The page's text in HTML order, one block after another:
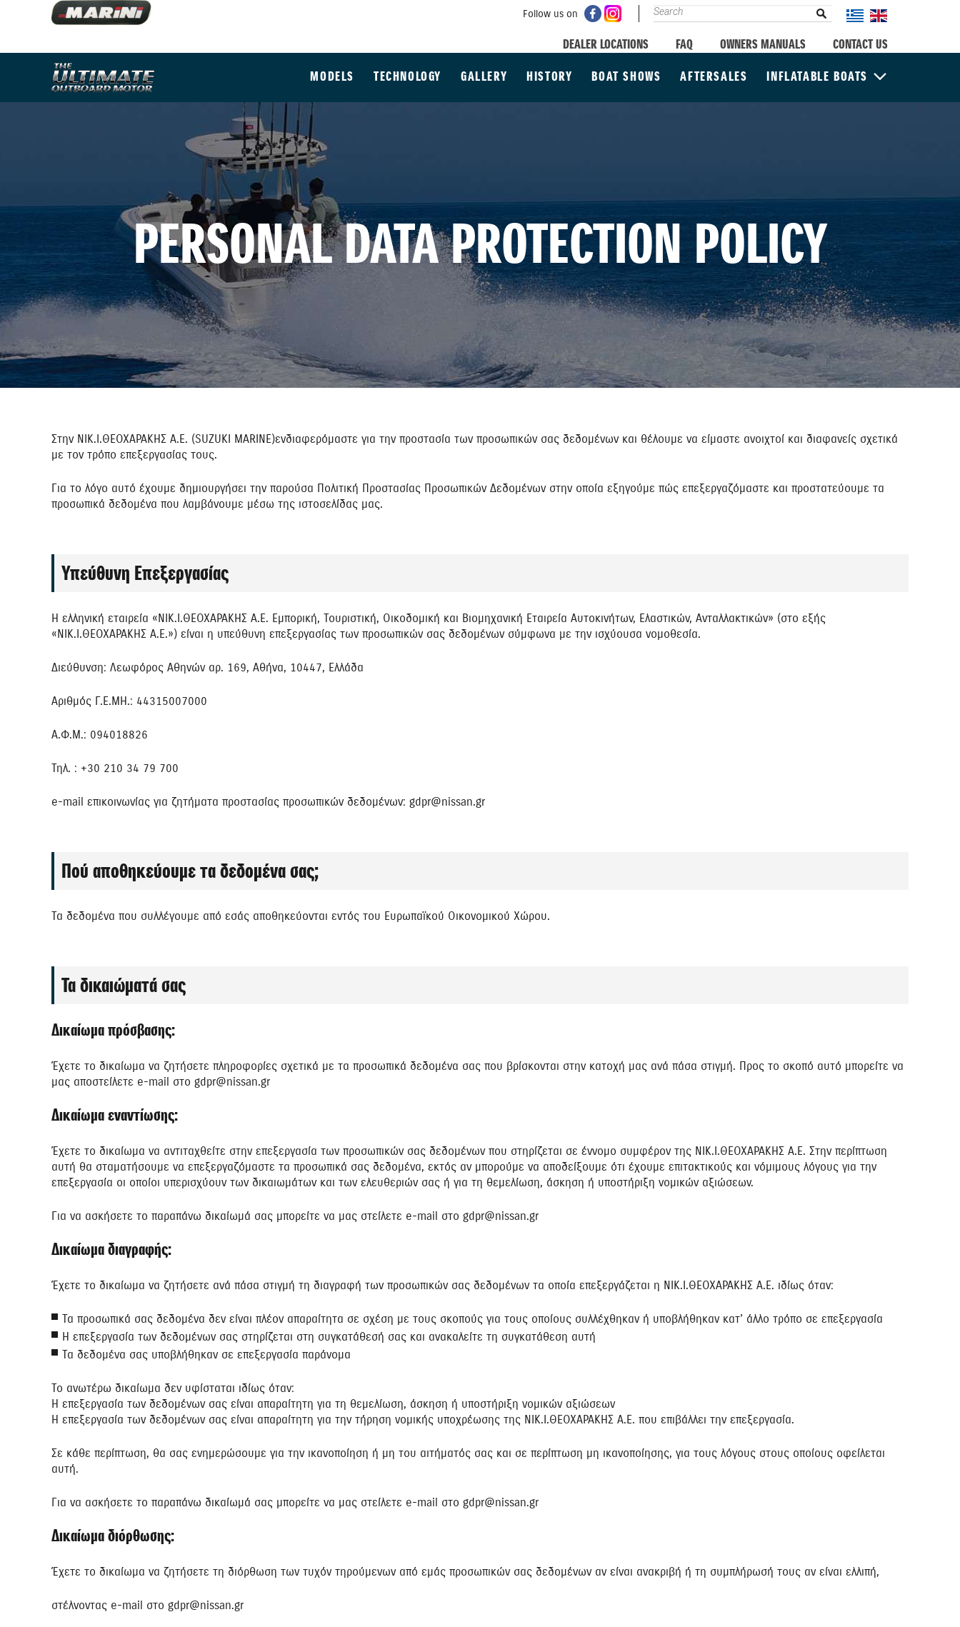
Follow us on
DEALER LOCATIONS FAQ OWNERS MANUALS
CONTACT US
MODELS
TECHNOLOGY GALLERY HISTORY BOAT SHOWS AFTERSALES INFLATABLE BOATS
PERSONAL DATA PROTECTION POLICY
Στην NIK.I.ΘΕΟΧΑΡΑΚΗΣ Α.Ε. (SUZUKI MARINE)ενδιαφερόμαστε για την προστασία των προσωπικών σας δεδομένων και θέλουμε να είμαστε ανοιχτοί και διαφανείς σχετικά
με τον τρόπο επεξεργασίας τους.
Για το λόγο αυτό έχουμε δημιουργήσει την παρούσα Πολιτική Προστασίας Προσωπικών Δεδομένων στην οποία εξηγούμε πώς επεξεργαζόμαστε και προστατεύουμε τα
προσωπικά δεδομένα που λαμβάνουμε μέσω της ιστοσελίδας μας.
Υπεύθυνη Επεξεργασίας
Η ελληνική εταιρεία «ΝΙΚ.Ι.ΘΕΟΧΑΡΑΚΗΣ Α.Ε. Εμπορική, Τουριστική, Οικοδομική και Βιομηχανική Εταιρεία Αυτοκινήτων, Ελαστικών, Ανταλλακτικών» (στο εξής
«ΝΙΚ.Ι.ΘΕΟΧΑΡΑΚΗΣ Α.Ε.») είναι η υπεύθυνη επεξεργασίας των προσωπικών σας δεδομένων σύμφωνα με την ισχύουσα νομοθεσία.
Διεύθυνση: Λεωφόρος Αθηνών αρ. 169, Αθήνα, 10447, Ελλάδα
Αριθμός Γ.Ε.ΜΗ.: 44315007000
Α.Φ.Μ.: 094018826
Τηλ. : +30 210 34 79 700
e-mail επικοινωνίας για ζητήματα προστασίας προσωπικών δεδομένων: gdpr@nissan.gr
Πού αποθηκεύουμε τα δεδομένα σας;
Τα δεδομένα που συλλέγουμε από εσάς αποθηκεύονται εντός του Ευρωπαϊκού Οικονομικού Χώρου.
Τα δικαιώματά σας
Δικαίωμα πρόσβασης:
Έχετε το δικαίωμα να ζητήσετε πληροφορίες σχετικά με τα προσωπικά δεδομένα σας που βρίσκονται στην κατοχή μας ανά πάσα στιγμή. Προς το σκοπό αυτό μπορείτε να
μας αποστείλετε e-mail στο gdpr@nissan.gr
Δικαίωμα εναντίωσης:
Έχετε το δικαίωμα να αντιταχθείτε στην επεξεργασία των προσωπικών σας δεδομένων που στηρίζεται σε έννομο συμφέρον της ΝΙΚ.Ι.ΘΕΟΧΑΡΑΚΗΣ Α.Ε. Στην περίπτωση
αυτή θα σταματήσουμε να επεξεργαζόμαστε τα προσωπικά σας δεδομένα, εκτός αν μπορούμε να αποδείξουμε ότι έχουμε επιτακτικούς και νόμιμους λόγους για την
επεξεργασία οι οποίοι υπερισχύουν των δικαιωμάτων και των ελευθεριών σας ή για τη θεμελίωση, άσκηση ή υποστήριξη νομικών αξιώσεων.
Για να ασκήσετε το παραπάνω δικαίωμά σας μπορείτε να μας στείλετε e-mail στο gdpr@nissan.gr
Δικαίωμα διαγραφής:
Έχετε το δικαίωμα να ζητήσετε ανά πάσα στιγμή τη διαγραφή των προσωπικών σας δεδομένων τα οποία επεξεργάζεται η ΝΙΚ.Ι.ΘΕΟΧΑΡΑΚΗΣ Α.Ε. ιδίως όταν:
Τα προσωπικά σας δεδομένα δεν είναι πλέον απαραίτητα σε σχέση με τους σκοπούς για τους οποίους συλλέχθηκαν ή υποβλήθηκαν κατ’ άλλο τρόπο σε επεξεργασία
Η επεξεργασία των δεδομένων σας στηρίζεται στη συγκατάθεσή σας και ανακαλείτε τη συγκατάθεση αυτή
Τα δεδομένα σας υποβλήθηκαν σε επεξεργασία παράνομα
Το ανωτέρω δικαίωμα δεν υφίσταται ιδίως όταν:
Η επεξεργασία των δεδομένων σας είναι απαραίτητη για τη θεμελίωση, άσκηση ή υποστήριξη νομικών αξιώσεων
Η επεξεργασία των δεδομένων σας είναι απαραίτητη για την τήρηση νομικής υποχρέωσης της ΝΙΚ.Ι.ΘΕΟΧΑΡΑΚΗΣ Α.Ε. που επιβάλλει την επεξεργασία.
Σε κάθε περίπτωση, θα σας ενημερώσουμε για την ικανοποίηση ή μη του αιτήματός σας και σε περίπτωση μη ικανοποίησης, για τους λόγους στους οποίους οφείλεται
αυτή.
Για να ασκήσετε το παραπάνω δικαίωμά σας μπορείτε να μας στείλετε e-mail στο gdpr@nissan.gr
Δικαίωμα διόρθωσης:
Έχετε το δικαίωμα να ζητήσετε τη διόρθωση των τυχόν τηρούμενων από εμάς προσωπικών σας δεδομένων αν είναι ανακριβή ή τη συμπλήρωσή τους αν είναι ελλιπή,
στέλνοντας e-mail στο gdpr@nissan.gr